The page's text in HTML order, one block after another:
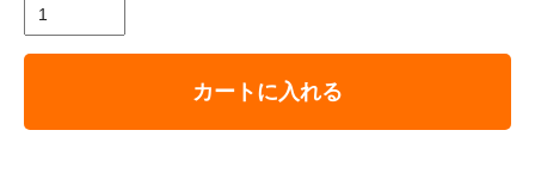
カートに入れる